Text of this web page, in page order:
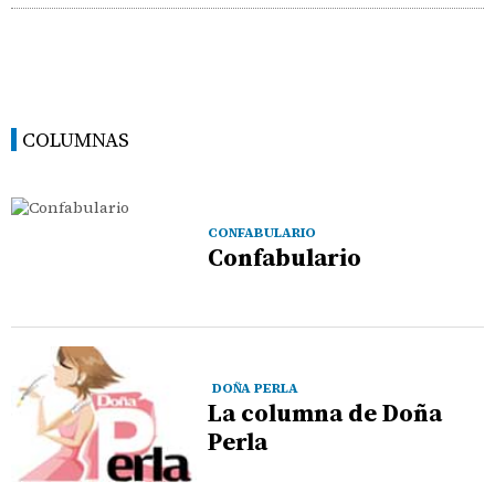
COLUMNAS
CONFABULARIO
Confabulario
DOÑA PERLA
La columna de Doña
Perla